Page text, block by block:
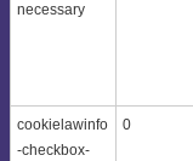
necessary
cookielawinfo
-checkbox-
0